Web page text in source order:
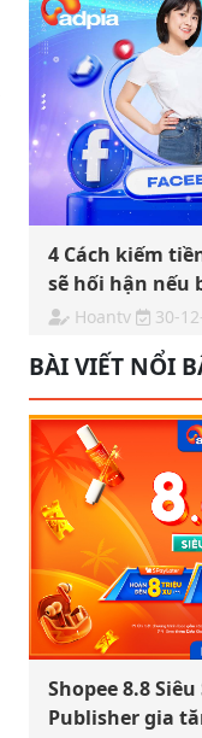
4 Cách kiếm
sẽ hối hận nếu
Hoantv 30-
BÀI VIẾT NỔI
Shopee 8.8
Publisher gia